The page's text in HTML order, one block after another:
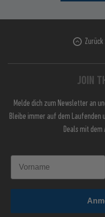
JOIN
Melde dich zum Newsletter an
Bleibe immer auf dem Laufenden
Deals mit